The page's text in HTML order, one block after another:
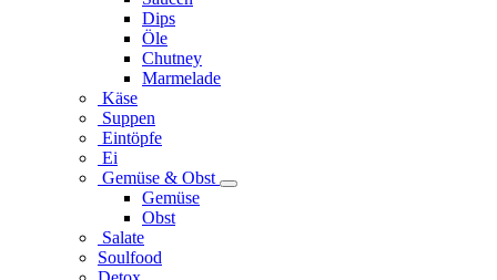
Dips
Öle
Chutney
Marmelade
Käse
Suppen
Eintöpfe
Ei
Gemüse & Obst
Gemüse
Obst
Salate
Soulfood